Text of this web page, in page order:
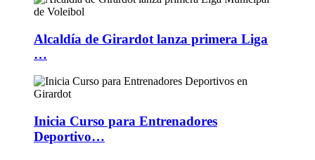
Alcaldía de Girardot lanza primera Liga
…
Inicia Curso para Entrenadores
Deportivo…